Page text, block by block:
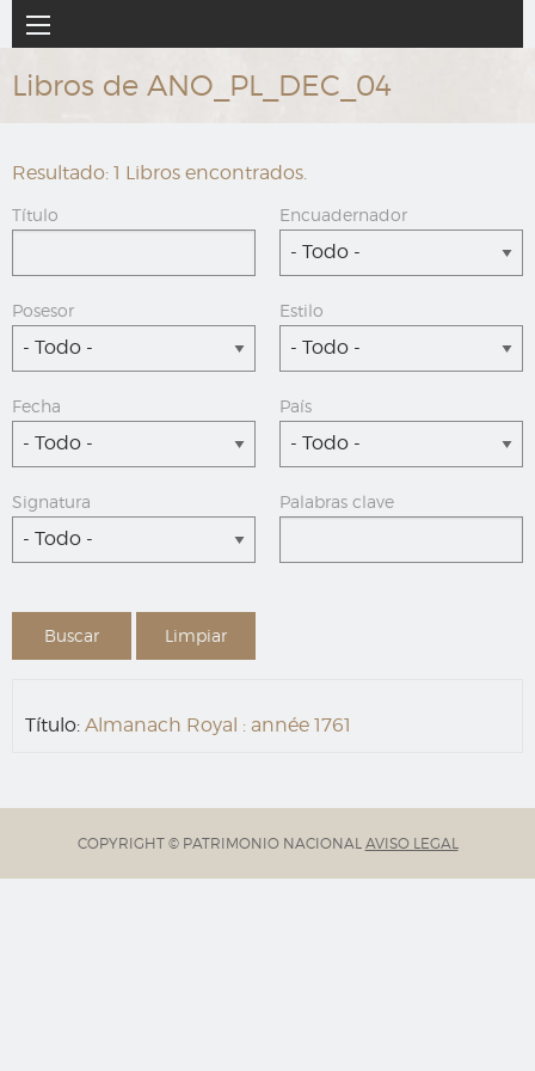
al
contenido
principal
Navegación
principal
Libros de ANO_PL_DEC_04
Resultado: 1 Libros encontrados.
Título Encuadernador
- Todo -
Posesor
- Todo -
Estilo
- Todo -
Fecha
- Todo -
País
- Todo -
Signatura
- Todo -
Palabras clave
Título: Almanach Royal : année 1761
COPYRIGHT © PATRIMONIO NACIONAL AVISO LEGAL